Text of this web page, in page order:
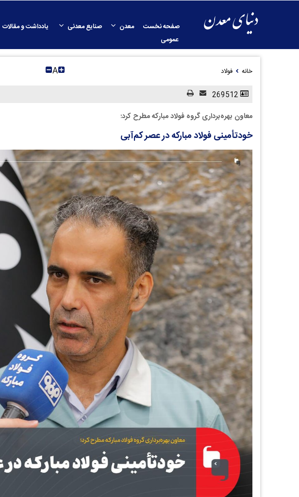
صفحه نخست معدن صنایع معدنی یادداشت و مقالات
عمومی
خانه فولاد A
معاون بهره‌برداری گروه فولاد مبارکه مطرح کرد؛
خودتأمینی فولاد مبارکه در عصر کم‌آبی